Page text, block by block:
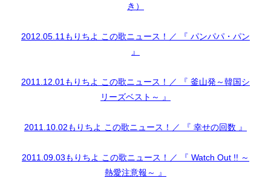
き）
2012.05.11もりちよ この歌ニュース！／ 『 パンパパ・パン
』
2011.12.01もりちよ この歌ニュース！／ 『 釜山発～韓国シ
リーズベスト～ 』
2011.10.02もりちよ この歌ニュース！／ 『 幸せの回数 』
2011.09.03もりちよ この歌ニュース！／ 『 Watch Out !! ～
熱愛注意報～ 』